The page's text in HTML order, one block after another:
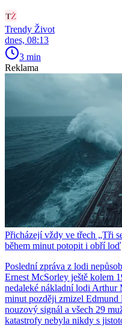
Trendy Život
dnes, 08:13
3 min
Reklama
Přicházejí vždy ve třech „Tři
během minut potopit i obří loď
Poslední zpráva z lodi
Ernest McSorley ještě kolem
nedaleké nákladní lodi Arthur
minut později zmizel Edmund
nouzový signál a všech 29
katastrofy nebyla nikdy s